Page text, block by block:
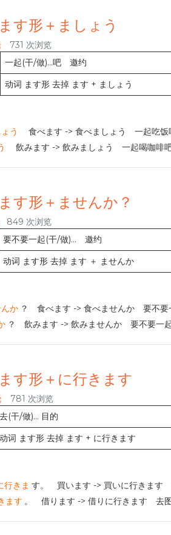
す形＋ましょう
731 次浏览
一起(干/做)…吧 邀约
动词 ます形 去掉 ます + ましょう
う
食べます -> 食べましょう 一起吃饭
飲みます -> 飲みましょう 一起喝咖啡吧
す形＋ませんか？
849 次浏览
要不要一起(干/做)… 邀约
动词 ます形 去掉 ます ＋ ませんか
か ？ 食べます -> 食べませんか 要不要
？ 飲みます -> 飲みませんか 要不要一
す形＋に行きます
781 次浏览
去(干/做)… 目的
动词 ます形 去掉 ます + に行きます
行きま す。 買います -> 買いに行きます
ます 。 借ります -> 借りに行きます 去图